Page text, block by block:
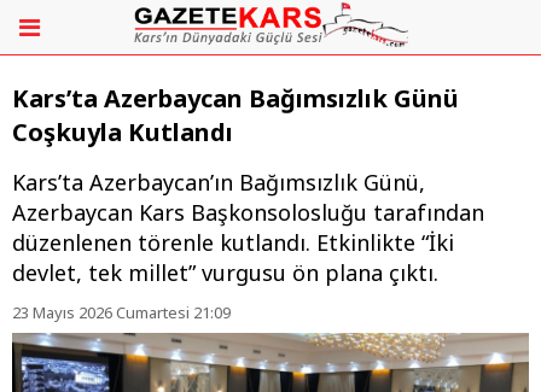
Kars’ta Azerbaycan Bağımsızlık Günü
Coşkuyla Kutlandı
Kars’ta Azerbaycan’ın Bağımsızlık Günü,
Azerbaycan Kars Başkonsolosluğu tarafından
düzenlenen törenle kutlandı. Etkinlikte “İki
devlet, tek millet” vurgusu ön plana çıktı.
23 Mayıs 2026 Cumartesi 21:09